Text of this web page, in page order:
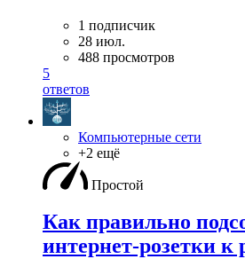
1 подписчик
28 июл.
488 просмотров
5
ответов
Компьютерные сети
+2 ещё
Простой
Как правильно
интернет-розетки к